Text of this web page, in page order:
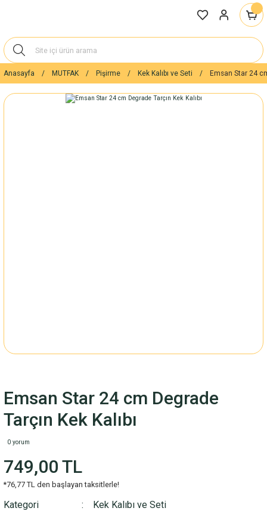
Anasayfa MUTFAK Pişirme Kek Kalıbı ve Seti Emsan Star 24
Emsan Star 24 cm Degrade
Tarçın Kek Kalıbı
0 yorum
749,00 TL
*76,77 TL den başlayan taksitlerle!
Kategori
Kek Kalıbı ve Seti